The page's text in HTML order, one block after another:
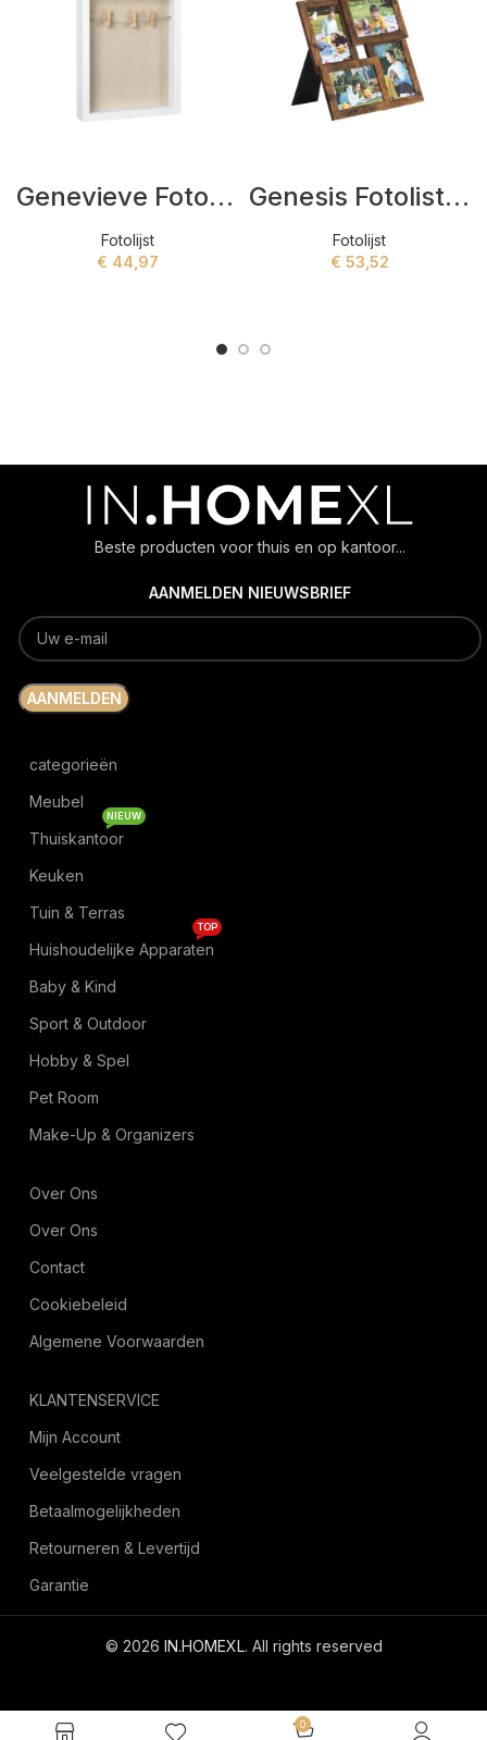
Genevieve Fotolist Wit
Fotolijst
€ 44,97
Genesis Fotolist Bruin
Fotolijst
€ 53,52
Beste producten voor thuis en op kantoor...
AANMELDEN NIEUWSBRIEF
categorieën
Meubel
Thuiskantoor
NIEUW
Keuken
Tuin & Terras
Huishoudelijke Apparaten
TOP
Baby & Kind
Sport & Outdoor
Hobby & Spel
Pet Room
Make-Up & Organizers
Over Ons
Over Ons
Contact
Cookiebeleid
Algemene Voorwaarden
KLANTENSERVICE
Mijn Account
Veelgestelde vragen
Betaalmogelijkheden
Retourneren & Levertijd
Garantie
© 2026 IN.HOMEXL. All rights reserved
0